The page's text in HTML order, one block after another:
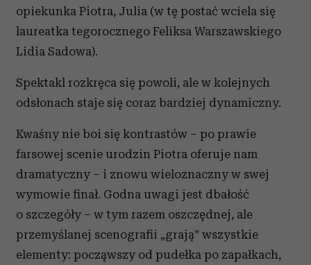
opiekunka Piotra, Julia (w tę postać wciela się
laureatka tegorocznego Feliksa Warszawskiego
Lidia Sadowa).
Spektakl rozkręca się powoli, ale w kolejnych
odsłonach staje się coraz bardziej dynamiczny.
Kwaśny nie boi się kontrastów – po prawie
farsowej scenie urodzin Piotra oferuje nam
dramatyczny – i znowu wieloznaczny w swej
wymowie finał. Godna uwagi jest dbałość
o szczegóły – w tym razem oszczędnej, ale
przemyślanej scenografii „grają” wszystkie
elementy: począwszy od pudełka po zapałkach,